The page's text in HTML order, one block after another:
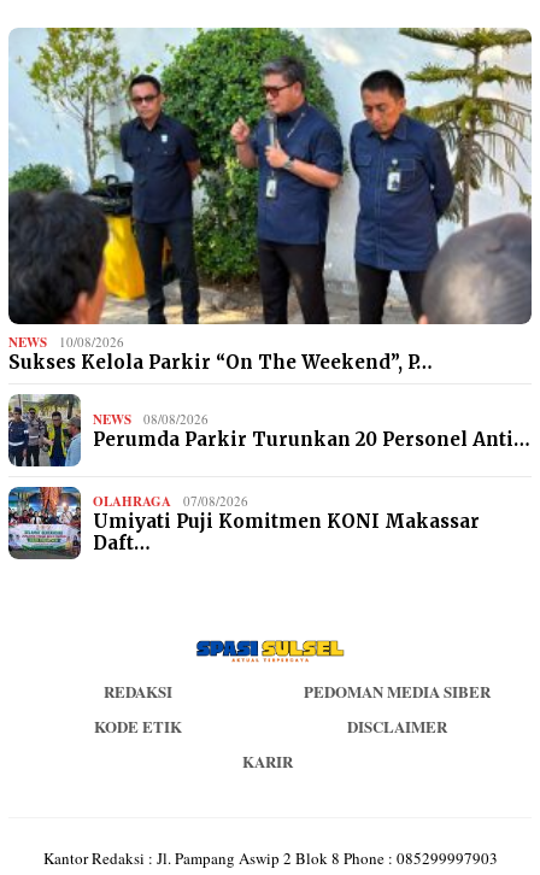
NEWS 10/08/2026
Sukses Kelola Parkir “On The Weekend”, P…
NEWS 08/08/2026
Perumda Parkir Turunkan 20 Personel Anti…
OLAHRAGA 07/08/2026
Umiyati Puji Komitmen KONI Makassar
Daft…
REDAKSI
PEDOMAN MEDIA SIBER
KODE ETIK
DISCLAIMER
KARIR
Kantor Redaksi : Jl. Pampang Aswip 2 Blok 8 Phone : 085299997903